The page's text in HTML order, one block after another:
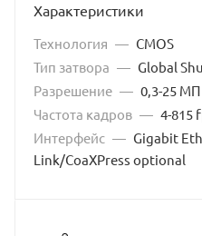
Характеристики
Технология — CMOS
Тип затвора — Global
Разрешение — 0,3-25 МП
Частота кадров — 4-815
Интерфейс — Gigabit
Link/CoaXPress optional